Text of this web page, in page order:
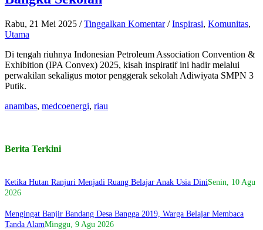
Rabu, 21 Mei 2025 /Tinggalkan Komentar /Inspirasi, Komunitas,
Utama
Di tengah riuhnya Indonesian Petroleum Association Convention &
Exhibition (IPA Convex) 2025, kisah inspiratif ini hadir melalui
perwakilan sekaligus motor penggerak sekolah Adiwiyata SMPN 3
Putik.
anambas, medcoenergi, riau
Berita Terkini
Ketika Hutan Ranjuri Menjadi Ruang Belajar Anak Usia DiniSenin, 10 Agu
2026
Mengingat Banjir Bandang Desa Bangga 2019, Warga Belajar Membaca
Tanda AlamMinggu, 9 Agu 2026